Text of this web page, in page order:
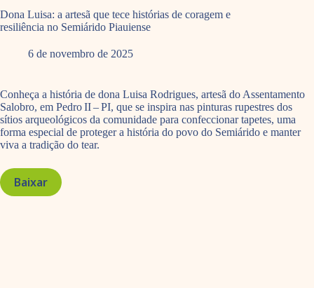
Dona Luisa: a artesã que tece histórias de coragem e
resiliência no Semiárido Piauiense
6 de novembro de 2025
Conheça a história de dona Luisa Rodrigues, artesã do Assentamento
Salobro, em Pedro II – PI, que se inspira nas pinturas rupestres dos
sítios arqueológicos da comunidade para confeccionar tapetes, uma
forma especial de proteger a história do povo do Semiárido e manter
viva a tradição do tear.
Baixar